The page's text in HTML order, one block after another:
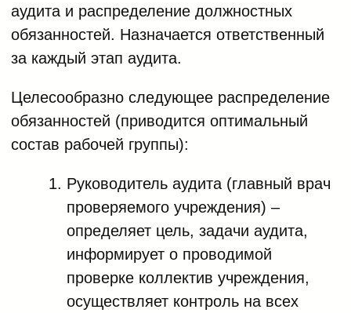
аудита и распределение должностных
обязанностей. Назначается ответственный
за каждый этап аудита.
Целесообразно следующее распределение
обязанностей (приводится оптимальный
состав рабочей группы):
Руководитель аудита (главный врач
проверяемого учреждения) –
определяет цель, задачи аудита,
информирует о проводимой
проверке коллектив учреждения,
осуществляет контроль на всех